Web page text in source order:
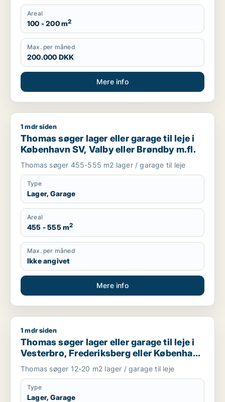
Areal
100 - 200 m2
Max. per måned
200.000 DKK
Mere info
Thomas søger lager eller garage til leje i København SV,
1 mdr siden
Thomas søger lager eller garage til leje i
København SV, Valby eller Brøndby m.fl.
Thomas søger 455-555 m2 lager / garage til leje
Type
Lager, Garage
Areal
455 - 555 m2
Max. per måned
Ikke angivet
Mere info
Thomas søger lager eller garage til leje i Vesterbro,
1 mdr siden
Thomas søger lager eller garage til leje i
Vesterbro, Frederiksberg eller København
SV m.fl.
Thomas søger 12-20 m2 lager / garage til leje
Type
Lager, Garage